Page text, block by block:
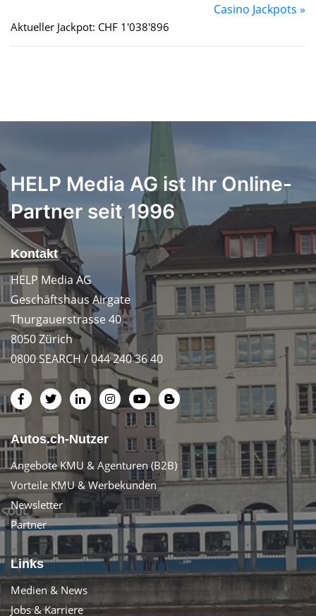
Casino Jackpots »
Aktueller Jackpot: CHF 1'038'896
HELP Media AG ist Ihr Online-
Partner seit 1996
Kontakt
HELP Media AG
Geschäftshaus Airgate
Thurgauerstrasse 40
8050 Zürich
0800 SEARCH / 044 240 36 40
Autos.ch-Nutzer
Angebote KMU & Agenturen (B2B)
Vorteile KMU & Werbekunden
Newsletter
Partner
Links
Medien & News
Jobs & Karriere